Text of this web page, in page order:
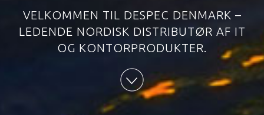
VELKOMMEN TIL DESPEC DENMARK –
LEDENDE NORDISK DISTRIBUTØR AF IT
OG KONTORPRODUKTER.